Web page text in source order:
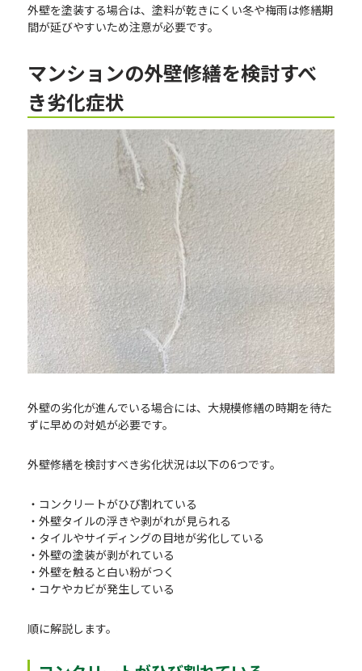
外壁を塗装する場合は、塗料が乾きにくい冬や梅雨は修繕期
間が延びやすいため注意が必要です。
マンションの外壁修繕を検討すべ
き劣化症状
外壁の劣化が進んでいる場合には、大規模修繕の時期を待た
ずに早めの対処が必要です。
外壁修繕を検討すべき劣化状況は以下の6つです。
・コンクリートがひび割れている
・外壁タイルの浮きや剥がれが見られる
・タイルやサイディングの目地が劣化している
・外壁の塗装が剥がれている
・外壁を触ると白い粉がつく
・コケやカビが発生している
順に解説します。